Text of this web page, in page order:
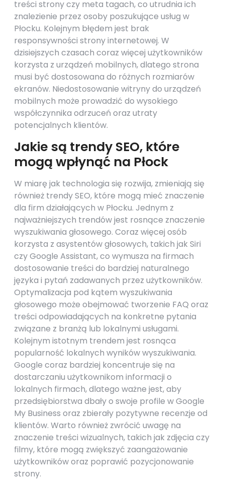
treści strony czy meta tagach, co utrudnia ich
znalezienie przez osoby poszukujące usług w
Płocku. Kolejnym błędem jest brak
responsywności strony internetowej. W
dzisiejszych czasach coraz więcej użytkowników
korzysta z urządzeń mobilnych, dlatego strona
musi być dostosowana do różnych rozmiarów
ekranów. Niedostosowanie witryny do urządzeń
mobilnych może prowadzić do wysokiego
współczynnika odrzuceń oraz utraty
potencjalnych klientów.
Jakie są trendy SEO, które
mogą wpłynąć na Płock
W miarę jak technologia się rozwija, zmieniają się
również trendy SEO, które mogą mieć znaczenie
dla firm działających w Płocku. Jednym z
najważniejszych trendów jest rosnące znaczenie
wyszukiwania głosowego. Coraz więcej osób
korzysta z asystentów głosowych, takich jak Siri
czy Google Assistant, co wymusza na firmach
dostosowanie treści do bardziej naturalnego
języka i pytań zadawanych przez użytkowników.
Optymalizacja pod kątem wyszukiwania
głosowego może obejmować tworzenie FAQ oraz
treści odpowiadających na konkretne pytania
związane z branżą lub lokalnymi usługami.
Kolejnym istotnym trendem jest rosnąca
popularność lokalnych wyników wyszukiwania.
Google coraz bardziej koncentruje się na
dostarczaniu użytkownikom informacji o
lokalnych firmach, dlatego ważne jest, aby
przedsiębiorstwa dbały o swoje profile w Google
My Business oraz zbierały pozytywne recenzje od
klientów. Warto również zwrócić uwagę na
znaczenie treści wizualnych, takich jak zdjęcia czy
filmy, które mogą zwiększyć zaangażowanie
użytkowników oraz poprawić pozycjonowanie
strony.